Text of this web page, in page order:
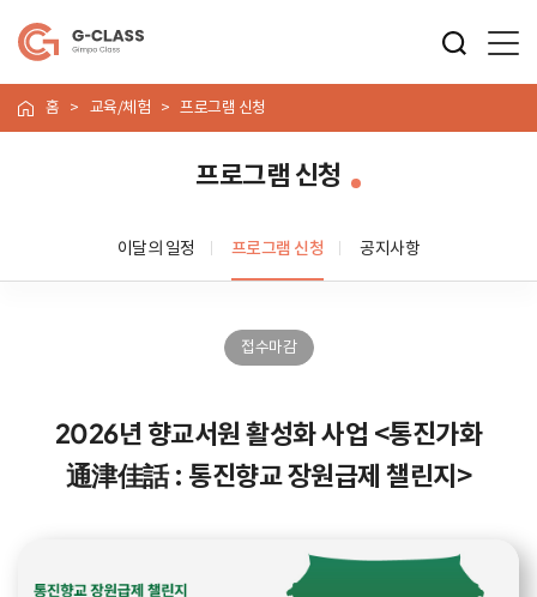
홈 교육/체험 프로그램 신청
프로그램 신청
이달의 일정 프로그램 신청 공지사항
접수마감
2026년 향교서원 활성화 사업 <통진가화
通津佳話 : 통진향교 장원급제 챌린지>